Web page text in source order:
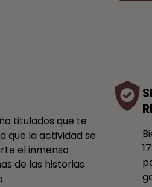
titulados que te
que la actividad se
el inmenso
de las historias